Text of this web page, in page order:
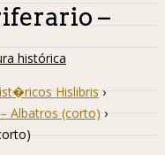
histórica
–
Hislibris ›
Albatros (corto) ›